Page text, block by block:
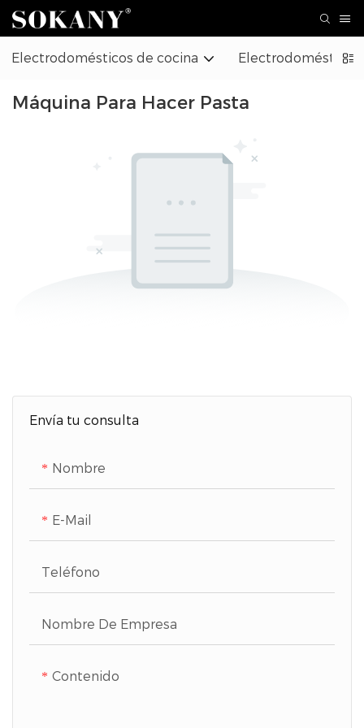
Electrodomésticos de cocina Electrodomésticos
Máquina Para Hacer Pasta
Envía tu consulta
Nombre
E-Mail
Teléfono
Nombre De Empresa
Contenido